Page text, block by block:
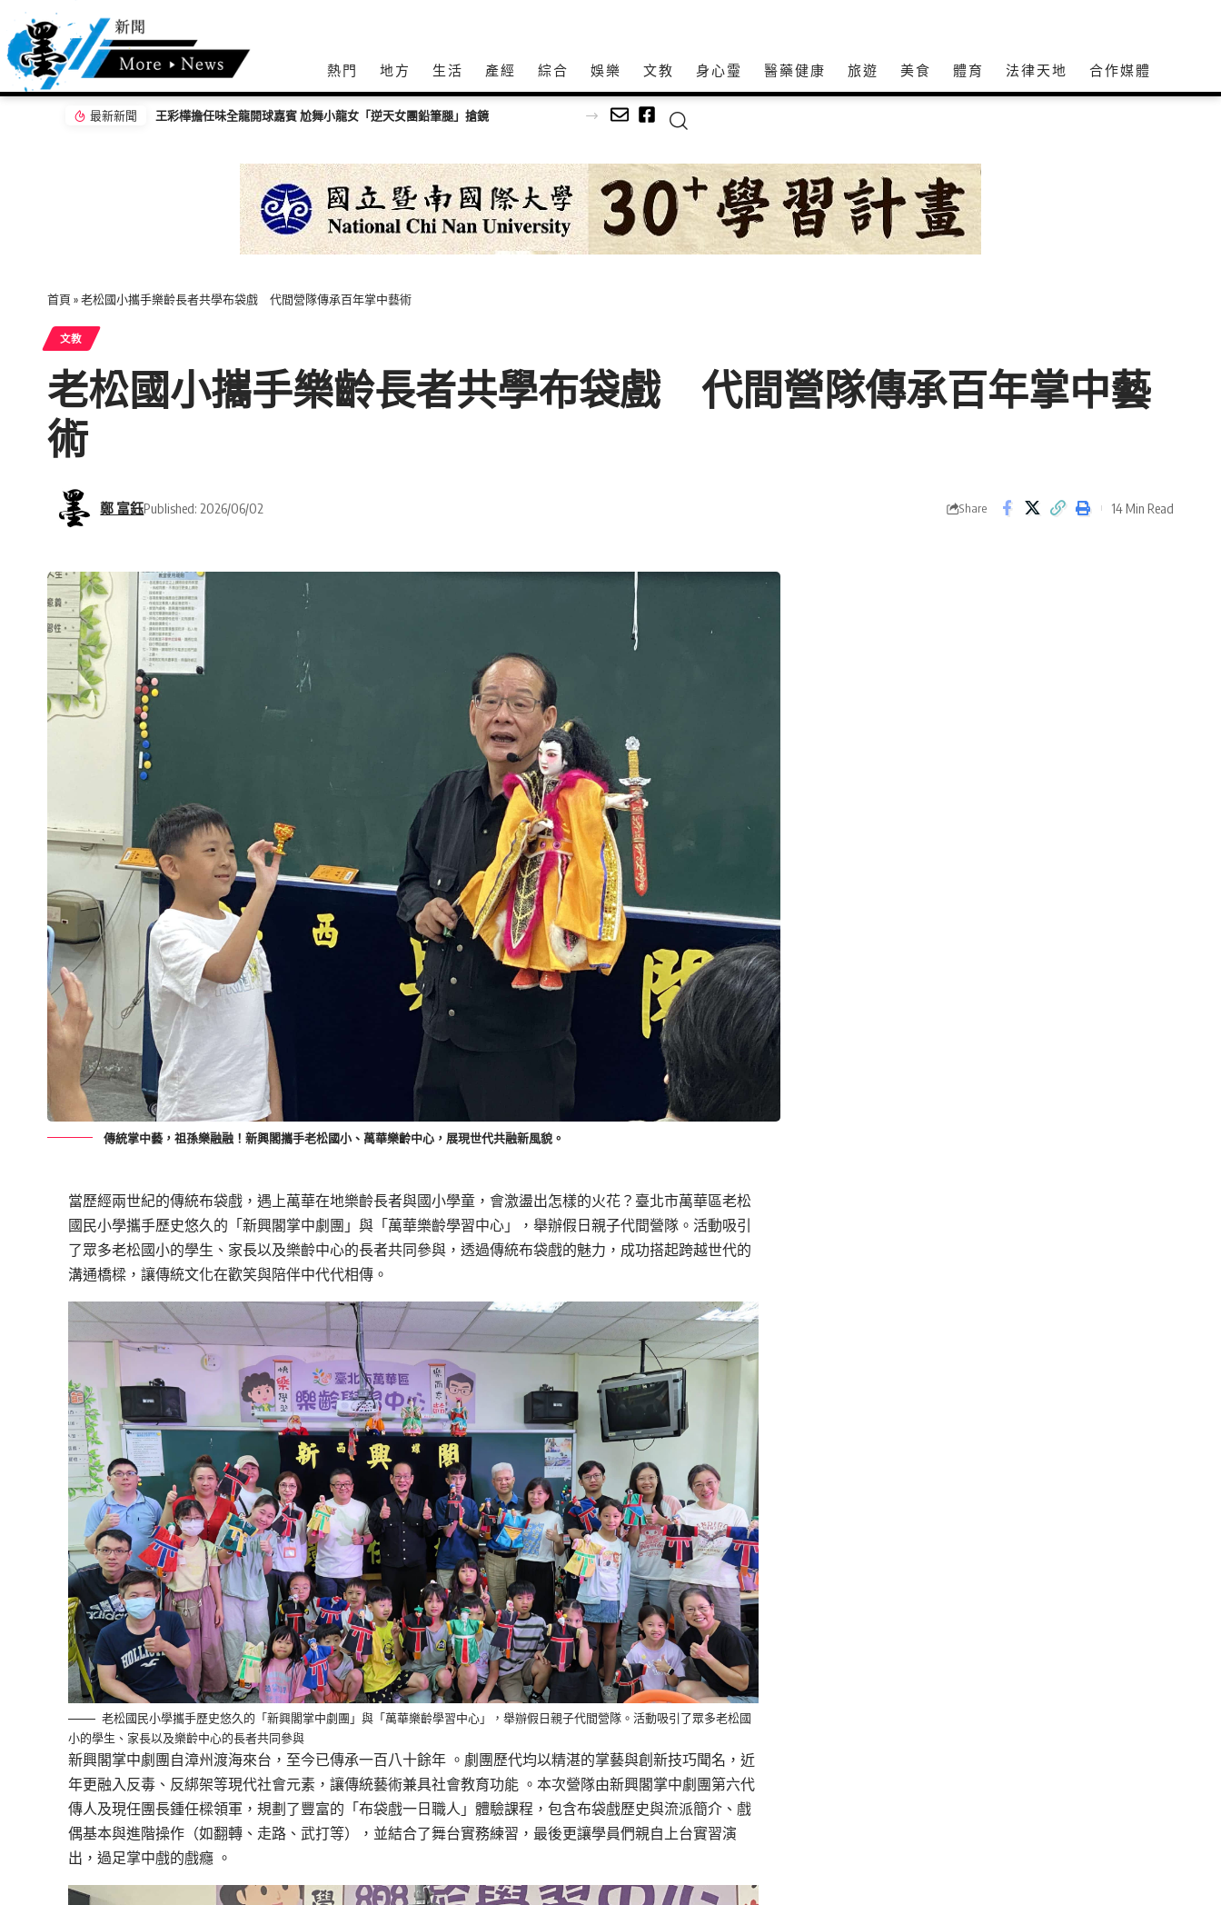
熱門 地方 生活 產經 綜合 娛樂 文教 身心𩆜 醫藥健康 旅遊 美食 體育 法律天地 合作媒體
最新新聞 【百工達人】 從音樂教育到生命陪伴 黛玉老師以生命經驗打造共學平台
首頁 »老松國小攜手樂齡長者共學布袋戲 代間營隊傳承百年掌中藝術
文教
老松國小攜手樂齡長者共學布袋戲 代間營隊傳承百年掌中藝
術
鄭 富鈺Published: 2026/06/02 Share 14 Min Read
傳統掌中藝，祖孫樂融融！新興閣攜手老松國小、萬華樂齡中心，展現世代共融新風貌。
當歷經兩世紀的傳統布袋戲，遇上萬華在地樂齡長者與國小學童，會激盪出怎樣的火花？臺北市萬華區老松
國民小學攜手歷史悠久的「新興閣掌中劇團」與「萬華樂齡學習中心」，舉辦假日親子代間營隊。活動吸引
了眾多老松國小的學生、家長以及樂齡中心的長者共同參與，透過傳統布袋戲的魅力，成功搭起跨越世代的
溝通橋樑，讓傳統文化在歡笑與陪伴中代代相傳。
老松國民小學攜手歷史悠久的「新興閣掌中劇團」與「萬華樂齡學習中心」，舉辦假日親子代間營隊。活動吸引了眾多老松國
小的學生、家長以及樂齡中心的長者共同參與
新興閣掌中劇團自漳州渡海來台，至今已傳承一百八十餘年 。劇團歷代均以精湛的掌藝與創新技巧聞名，近
年更融入反毒、反綁架等現代社會元素，讓傳統藝術兼具社會教育功能 。本次營隊由新興閣掌中劇團第六代
傳人及現任團長鍾任樑領軍，規劃了豐富的「布袋戲一日職人」體驗課程，包含布袋戲歷史與流派簡介、戲
偶基本與進階操作（如翻轉、走路、武打等），並結合了舞台實務練習，最後更讓學員們親自上台實習演
出，過足掌中戲的戲癮 。